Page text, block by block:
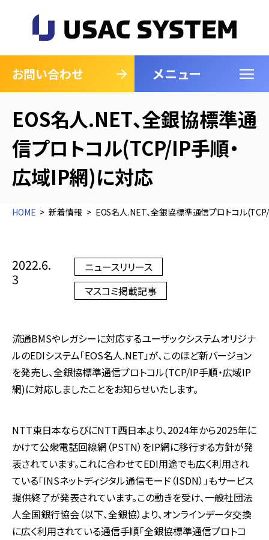
お問い合わせ メニュー
閉じる
EOS名人.NET、全銀協標準通
信プロトコル(TCP/IP手順・
広域IP網)に対応
HOME 新着情報 EOS名人.NET、全銀協標準通信プロトコル
2022.6.
3
ニュースリリース
マスコミ掲載記事
流通BMSやレガシーに対応するユーザックシステムオリジナ
ルのEDIシステム「EOS名人.NET」が、このほど新バージョン
を発売し、全銀協標準通信プロトコル(TCP/IP手順・広域IP
網)に対応しましたことをお知らせいたします。
NTT東日本ならびにNTT西日本より、2024年から2025年に
かけて公衆電話回線網（PSTN）をIP網に移行する方針が発
表されています。これに合わせてEDI用途でも広く利用され
ている「INSネットディジタル通信モード（ISDN）」もサービス
提供終了が発表されています。この動きを受け、一般社団法
人全国銀行協会（以下、全銀協）より、オンラインデータ交換
に広く利用されている通信手順「全銀協標準通信プロトコ